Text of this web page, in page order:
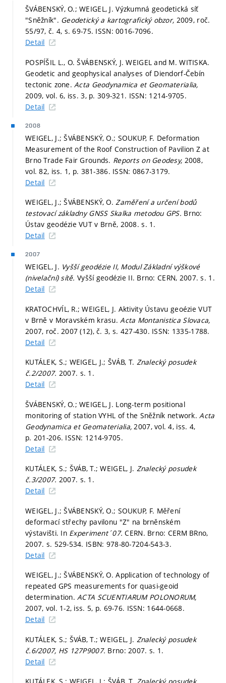
ŠVÁBENSKÝ, O.; WEIGEL, J. Výzkumná geodetická síť
"Sněžník". Geodetický a kartografický obzor, 2009, roč.
55/97, č. 4, s. 69-75. ISSN: 0016-7096.
Detail
POSPÍŠIL L., O. ŠVÁBENSKÝ, J. WEIGEL and M. WITISKA.
Geodetic and geophysical analyses of Diendorf-Čebín
tectonic zone.Acta Geodynamica et Geomaterialia,
2009, vol. 6, iss. 3, p. 309-321. ISSN: 1214-9705.
Detail
2008
WEIGEL, J.; ŠVÁBENSKÝ, O.; SOUKUP, F. Deformation
Measurement of the Roof Construction of Pavilion Z at
Brno Trade Fair Grounds. Reports on Geodesy, 2008,
vol. 82, iss. 1, p. 381-386. ISSN: 0867-3179.
Detail
WEIGEL, J.; ŠVÁBENSKÝ, O.Zaměření a určení bodů
testovací základny GNSS Skalka metodou GPS. Brno:
Ústav geodézie VUT v Brně, 2008.s. 1.
Detail
2007
WEIGEL, J. Vyšší geodézie II, Modul Základní výškové
(nivelační) sítě.Vyšší geodézie II. Brno: CERN, 2007.s. 1.
Detail
KRATOCHVÍL, R.; WEIGEL, J. Aktivity Ústavu geoézie VUT
v Brně v Moravském krasu.Acta Montanistica Slovaca,
2007, roč. 2007 (12), č. 3, s. 427-430. ISSN: 1335-1788.
Detail
KUTÁLEK, S.; WEIGEL, J.; ŠVÁB, T. Znalecký posudek
č.2/2007. 2007. s. 1.
Detail
ŠVÁBENSKÝ, O.; WEIGEL, J. Long-term positional
monitoring of station VYHL of the Sněžník network.Acta
Geodynamica et Geomaterialia,2007, vol. 4, iss. 4,
p. 201-206. ISSN: 1214-9705.
Detail
KUTÁLEK, S.; ŠVÁB, T.; WEIGEL, J. Znalecký posudek
č.3/2007. 2007. s. 1.
Detail
WEIGEL, J.; ŠVÁBENSKÝ, O.; SOUKUP, F. Měření
deformací střechy pavilonu "Z" na brněnském
výstavišti. In Experiment´07.CERN. Brno: CERM BRno,
2007. s. 529-534. ISBN: 978-80-7204-543-3.
Detail
WEIGEL, J.; ŠVÁBENSKÝ, O. Application of technology of
repeated GPS measurements for quasi-geoid
determination.ACTA SCUENTIARUM POLONORUM,
2007, vol. 1-2, iss. 5, p. 69-76. ISSN: 1644-0668.
Detail
KUTÁLEK, S.; ŠVÁB, T.; WEIGEL, J. Znalecký posudek
č.6/2007, HS 127P9007. Brno: 2007. s. 1.
Detail